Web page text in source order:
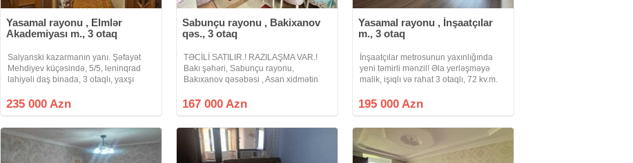
Yasamal rayonu , Elmlər
Akademiyası m., 3 otaq
Salyanski kazarmanın yanı. Şəfayət
Mehdiyev küçəsində, 5/5, leninqrad
lahiyəli daş binada, 3 otaqlı, yaxşı
uzun müddət kirayəşin var.
235 000 Azn
Sabunçu rayonu , Bakixanov
qəs., 3 otaq
TƏCİLİ SATILIR.! RAZILAŞMA VAR.!
Bakı şəhəri, Sabunçu rayonu,
Bakıxanov qəsəbəsi , Asan xidmətin
köhnə tikili binanın 9-cu mərtəbəsində
167 000 Azn
Yasamal rayonu , İnşaatçılar
m., 3 otaq
İnşaatçılar metrosunun yaxınlığında
yeni təmirli mənzil! Əla yerləşməyə
malik, işıqlı və rahat 3 otaqlı, 72 kv.m.
istilik sistemi Qaz, su, işıq daimidir
195 000 Azn